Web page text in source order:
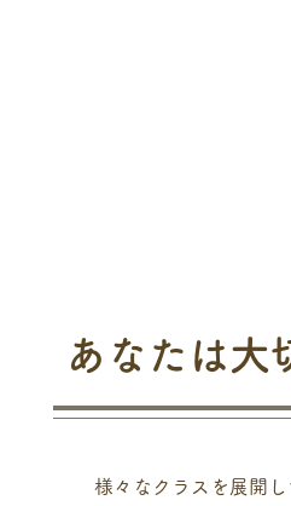
あなたは大
様々なクラスを展開し